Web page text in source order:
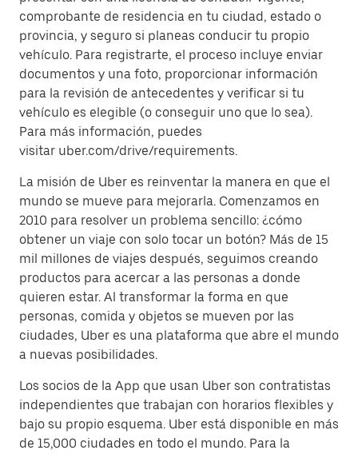
comprobante de residencia en tu ciudad, estado o
provincia, y seguro si planeas conducir tu propio
vehículo. Para registrarte, el proceso incluye enviar
documentos y una foto, proporcionar información
para la revisión de antecedentes y verificar si tu
vehículo es elegible (o conseguir uno que lo sea).
Para más información, puedes
visitar uber.com/drive/requirements.
La misión de Uber es reinventar la manera en que el
mundo se mueve para mejorarla. Comenzamos en
2010 para resolver un problema sencillo: ¿cómo
obtener un viaje con solo tocar un botón? Más de 15
mil millones de viajes después, seguimos creando
productos para acercar a las personas a donde
quieren estar. Al transformar la forma en que
personas, comida y objetos se mueven por las
ciudades, Uber es una plataforma que abre el mundo
a nuevas posibilidades.
Los socios de la App que usan Uber son contratistas
independientes que trabajan con horarios flexibles y
bajo su propio esquema. Uber está disponible en más
de 15,000 ciudades en todo el mundo. Para la